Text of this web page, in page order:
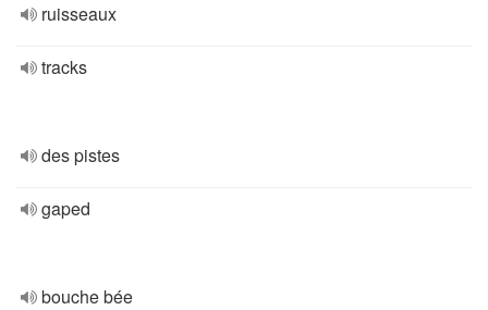
ruisseaux
tracks
des pistes
gaped
bouche bée